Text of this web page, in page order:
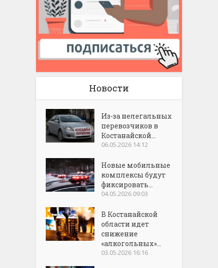
Новости
Из-за нелегальных
перевозчиков в
Костанайской...
06.05.2026 14:12
Новые мобильные
комплексы будут
фиксировать...
04.05.2026 09:03
В Костанайской
области идет
снижение
«алкогольных»...
03.05.2026 16:16